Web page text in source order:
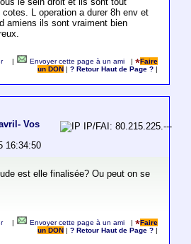
L operation a durer 8h env et
amiens ils sont vraiment bien
Envoyer cette page à un ami |
Faire
un DON
|? Retour Haut de Page ?
Vos
16:34:50
IP/FAI: 80.215.225.---
est elle finalisée? Ou peut on se
Envoyer cette page à un ami |
Faire
un DON
|? Retour Haut de Page ?